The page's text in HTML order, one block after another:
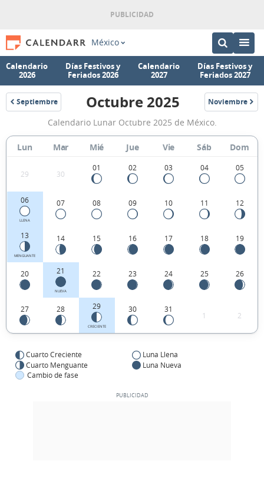
México
Calendario
2026
Días Festivos y
Feriados 2026
Calendario
2027
Días Festivos y
Feriados 2027
Septiembre
2025
Calendario
Lunar
Octubre
2025
de
México.
Octubre 2025 Noviembre
2025
Calendario Lunar Octubre 2025 de México.
Lun Mar Mié Jue Vie Sáb Dom
29 30
01 02 03 04 05
06
LLENA
07 08 09 10 11 12
13
MENGUANTE
14 15 16 17 18 19
20 21
NUEVA
22 23 24 25 26
27 28 29
CRECIENTE
30 31
1 2
Cuarto Creciente
Luna Llena
Cuarto Menguante
Luna Nueva
Cambio de fase